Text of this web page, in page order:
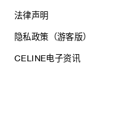
法律声明
隐私政策（游客版）
CELINE电子资讯